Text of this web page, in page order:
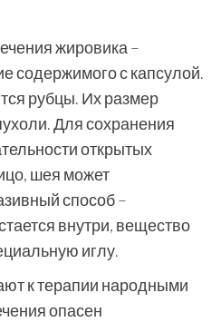
жировика –
содержимого с капсулой.
рубцы. Их размер
Для сохранения
открытых
шея может
способ –
внутри, вещество
иглу.
к терапии народными
опасен